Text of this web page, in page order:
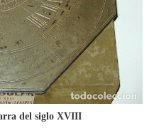
del siglo XVIII